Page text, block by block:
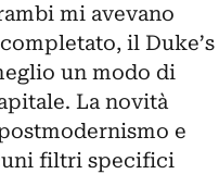
mi avevano
il Duke’s
un modo di
La novità
e
filtri specifici